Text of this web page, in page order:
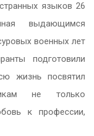
языков 26
выдающимся
военных лет
подготовили
жизнь посвятил
не только
к профессии,